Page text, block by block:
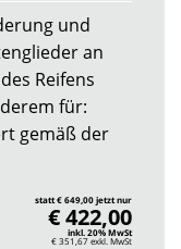
und
an
Reifens
für:
gemäß der
statt € 649,00 jetzt nur
€ 422,00
inkl. 20% MwSt
€ 351,67exkl. MwSt